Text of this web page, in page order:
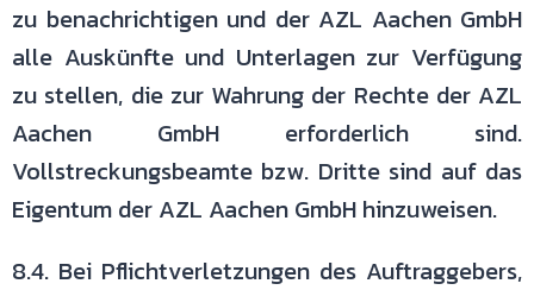
zu benachrichtigen und der AZL Aachen GmbH
alle Auskünfte und Unterlagen zur Verfügung
zu stellen, die zur Wahrung der Rechte der AZL
Aachen GmbH erforderlich sind.
Vollstreckungsbeamte bzw. Dritte sind auf das
Eigentum der AZL Aachen GmbH hinzuweisen.
8.4. Bei Pflichtverletzungen des Auftraggebers,